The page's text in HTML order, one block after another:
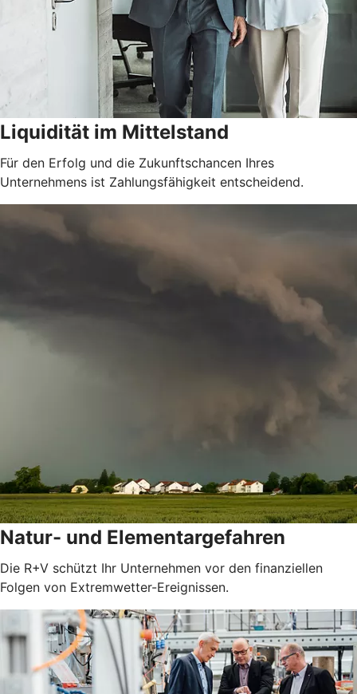
Liquidität im Mittelstand
Für den Erfolg und die Zukunftschancen Ihres
Unternehmens ist Zahlungsfähigkeit entscheidend.
Natur- und Elementargefahren
Die R+V schützt Ihr Unternehmen vor den finanziellen
Folgen von Extremwetter-Ereignissen.